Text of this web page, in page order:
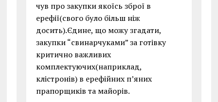
чув про закупки якоїсь зброї в
ерефії(свого було більш ніж
досить).Єдине, що можу згадати,
закупки “свинарчуками” за готівку
критично важливих
комплектуючих(наприклад,
клістронів) в ерефійних п’яних
прапорщиків та майорів.